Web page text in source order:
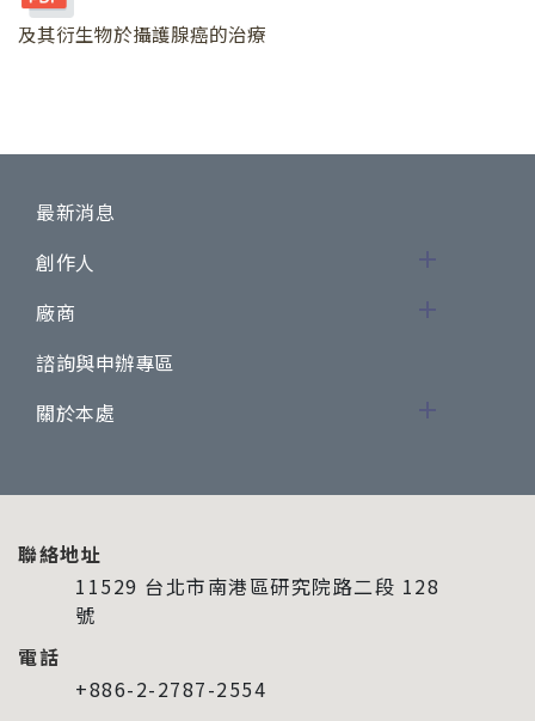
及其衍生物於攝護腺癌的治療
最新消息
創作人
廠商
諮詢與申辦專區
關於本處
聯絡地址
11529 台北市南港區研究院路二段 128
號
電話
+886-2-2787-2554